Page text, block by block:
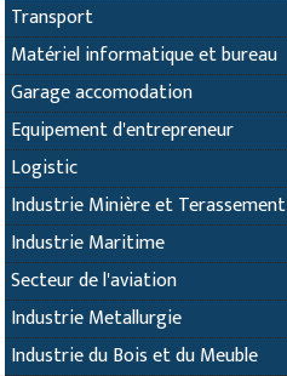
Transport
Matériel informatique et bureau
Garage accomodation
Equipement d'entrepreneur
Logistic
Industrie Minière et Terassement
Industrie Maritime
Secteur de l'aviation
Industrie Metallurgie
Industrie du Bois et du Meuble